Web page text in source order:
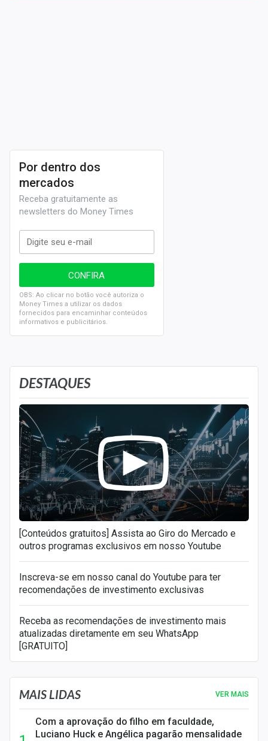
DESTAQUES
[Conteúdos gratuitos] Assista ao Giro do Mercado e
outros programas exclusivos em nosso Youtube
Inscreva-se em nosso canal do Youtube para ter
recomendações de investimento exclusivas
Receba as recomendações de investimento mais
atualizadas diretamente em seu WhatsApp
[GRATUITO]
Por dentro dos
mercados
Receba gratuitamente as
newsletters do Money Times
OBS: Ao clicar no botão você autoriza o
Money Times a utilizar os dados
fornecidos para encaminhar conteúdos
informativos e publicitários.
MAIS LIDAS VER MAIS
Com a aprovação do filho em faculdade,
Luciano Huck e Angélica pagarão mensalidade